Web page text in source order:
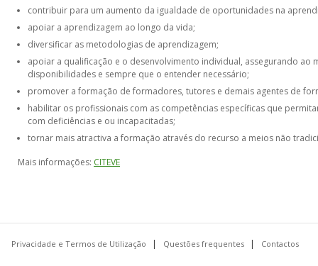
contribuir para um aumento da igualdade de oportunidades na
apoiar a aprendizagem ao longo da vida;
diversificar as metodologias de aprendizagem;
apoiar a qualificação e o desenvolvimento individual, assegurando
disponibilidades e sempre que o entender necessário;
promover a formação de formadores, tutores e demais agentes de
habilitar os profissionais com as competências específicas que
com deficiências e ou incapacitadas;
tornar mais atractiva a formação através do recurso a meios não
Mais informações: CITEVE
Privacidade e Termos de Utilização Questões frequentes Contactos